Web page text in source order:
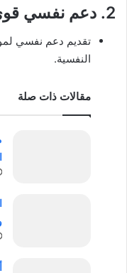
2. دعم نفسي
تقديم دعم نفسي
النفسية.
مقالات ذات صلة